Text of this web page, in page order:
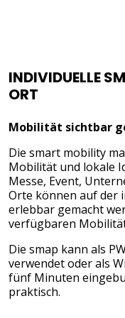
INDIVIDUELLE
ORT
Mobilität sichtbar
Die smart mobility
Mobilität und lokale
Messe, Event,
Orte können auf der
erlebbar gemacht
verfügbaren
Die smap kann als
verwendet oder als
fünf Minuten
praktisch.